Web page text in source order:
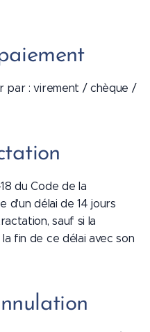
par : virement / chèque /
du Code de la
d'un délai de 14 jours
sauf si la
fin de ce délai avec son